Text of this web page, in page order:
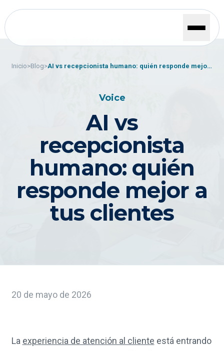
Inicio>Blog>AI vs recepcionista humano: quién responde mejor
Voice
AI vs
recepcionista
humano: quién
responde mejor a
tus clientes
20 de mayo de 2026
La experiencia de atención al cliente está entrando